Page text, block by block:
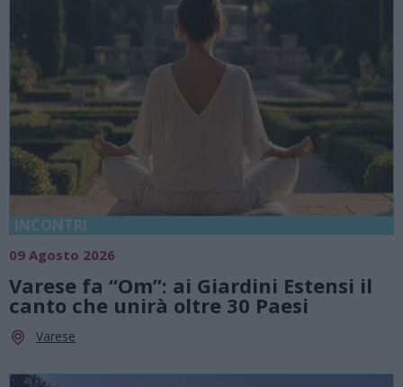
INCONTRI
09 Agosto 2026
Varese fa “Om”: ai Giardini Estensi il
canto che unirà oltre 30 Paesi
Varese